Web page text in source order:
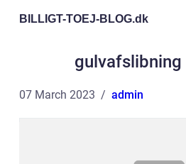
BILLIGT-TOEJ-BLOG.dk
gulvafslibning
07 March 2023 admin